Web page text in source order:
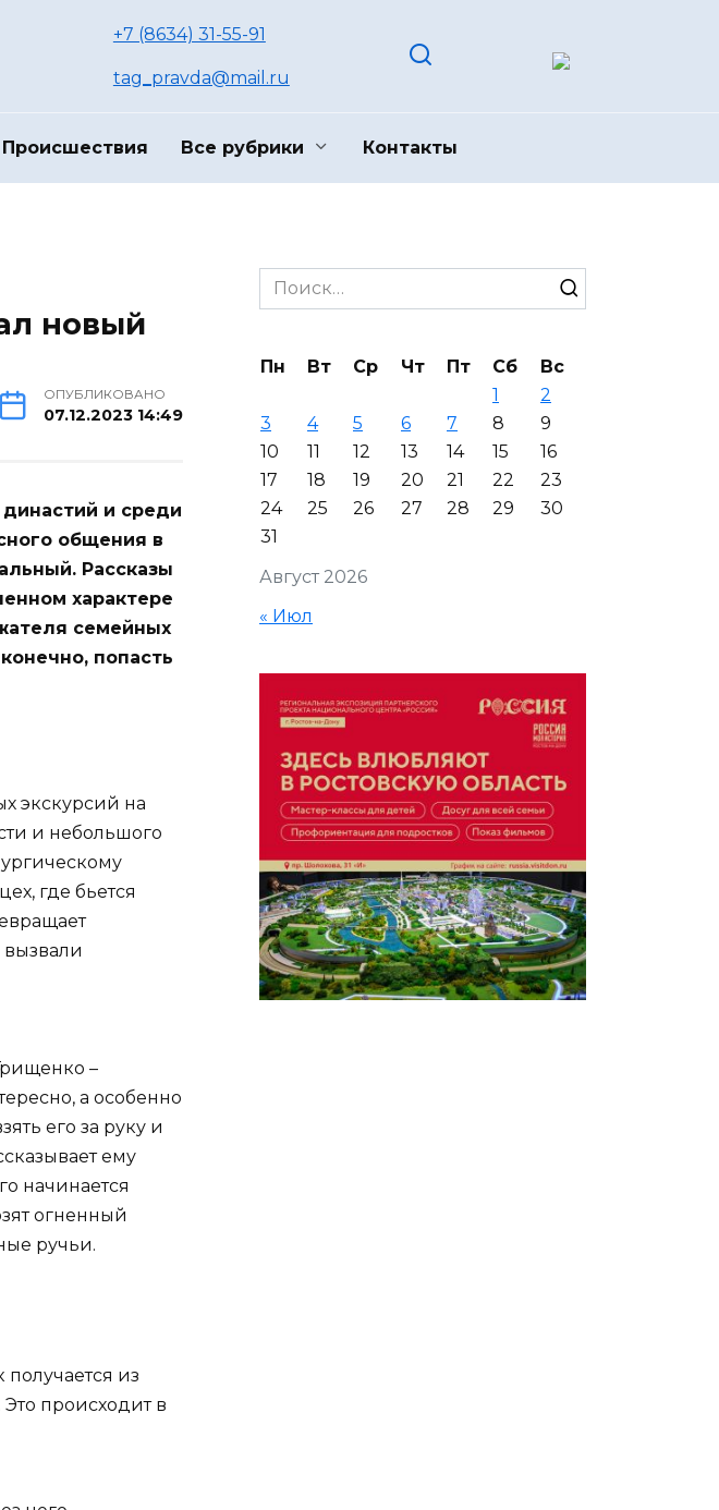
+7 (8634) 31-55-91
tag_pravda@mail.ru
Происшествия Все рубрики Контакты
новый
ОПУБЛИКОВАНО
07.12.2023 14:49
и среди
общения в
Рассказы
характере
семейных
попасть
экскурсий на
и небольшого
где бьется
–
а особенно
его за руку и
ему
начинается
огненный
ручьи.
получается из
Это происходит в
Search
for:
Август 2026
Пн Вт Ср Чт Пт Сб
Вс
1
2
3
4 5 6 7 8
9
10
11 12 13 14 15
16
17
18 19 20 21 22
23
24
25 26 27 28 29
30
31
« Июл